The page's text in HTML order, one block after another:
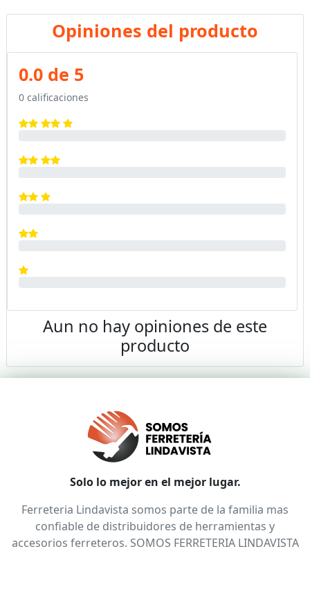
Opiniones del producto
Aun no hay opiniones de este
producto
0.0 de 5
0 calificaciones
Solo lo mejor en el mejor lugar.
Ferreteria Lindavista somos parte de la familia mas
confiable de distribuidores de herramientas y
accesorios ferreteros. SOMOS FERRETERIA LINDAVISTA